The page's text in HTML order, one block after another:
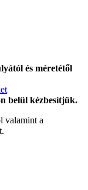
és méretétől
belül kézbesítjük.
valamint a